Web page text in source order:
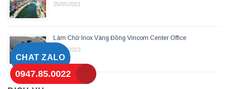
CHAT ZALO
0947.85.0022
25/05/2021
Làm Chữ Inox Vàng Đồng Vincom Center Office
08/12/2023